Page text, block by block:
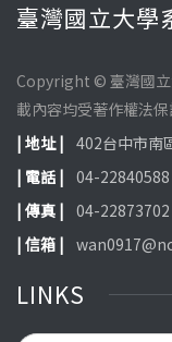
臺灣國立大學
Copyright © 臺灣國立
載內容均受著作權法
| 地址 | 402台中市南
| 電話 | 04-
| 傳真 | 04-22873702
| 信箱 |
LINKS